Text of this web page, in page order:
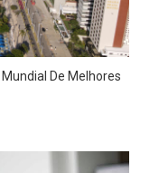
De Melhores